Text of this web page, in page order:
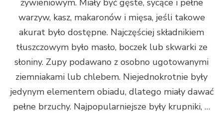
żywieniowym. Miały być gęste, sycące i pełne
warzyw, kasz, makaronów i mięsa, jeśli takowe
akurat było dostępne. Najczęściej składnikiem
tłuszczowym było masło, boczek lub skwarki ze
słoniny. Zupy podawano z osobno ugotowanymi
ziemniakami lub chlebem. Niejednokrotnie były
jedynym elementem obiadu, dlatego miały dawać
pełne brzuchy. Najpopularniejsze były krupniki, …